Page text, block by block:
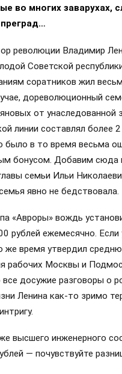
во многих заварухах,
революции Владимир
Советской
соратников жил
дореволюционный
от унаследованной
линии составлял более
было в то время весьма
бонусом. Добавим сюда
семьи Ильи
явно не бедствовала.
«Авроры» вождь
рублей ежемесячно. Если
время утвердил
рабочих Москвы и
все досужие разговоры о
Ленина как-то зримо
высшего инженерного
— почувствуйте